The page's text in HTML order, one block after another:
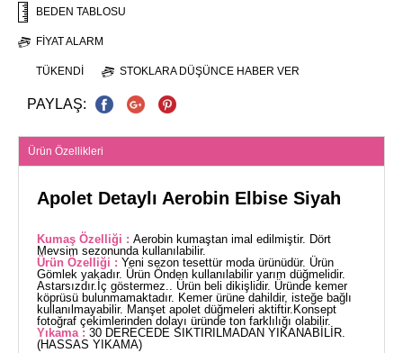
BEDEN TABLOSU
FIYAT ALARM
TÜKENDI STOKLARA DÜŞÜNCE HABER VER
PAYLAŞ:
Ürün Özellikleri
Apolet Detaylı Aerobin Elbise Siyah
Kumaş Özelliği : Aerobin kumaştan imal edilmiştir. Dört
Mevsim sezonunda kullanılabilir.
Ürün Özelliği : Yeni sezon tesettür moda ürünüdür. Ürün
Gömlek yakadır. Ürün Önden kullanılabilir yarım düğmelidir.
Astarsızdır.İç göstermez.. Ürün beli dikişlidir. Üründe kemer
köprüsü bulunmamaktadır. Kemer ürüne dahildir, isteğe bağlı
kullanılmayabilir. Manşet apolet düğmeleri aktiftir.Konsept
fotoğraf çekimlerinden dolayı üründe ton farklılığı olabilir.
Yıkama : 30 DERECEDE SIKTIRILMADAN YIKANABİLİR.
(HASSAS YIKAMA)